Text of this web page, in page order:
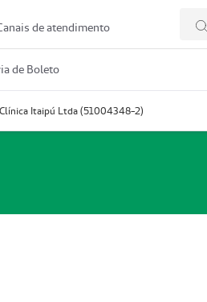
de atendimento
de Boleto
Itaipú Ltda (51004348-2)